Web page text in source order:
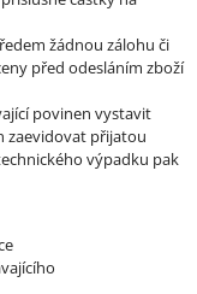
žádnou zálohu či
před odesláním zboží
povinen vystavit
zaevidovat přijatou
výpadku pak